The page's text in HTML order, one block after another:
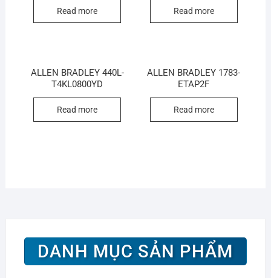
Read more Read more
ALLEN BRADLEY 440L-
T4KL0800YD
Read more
ALLEN BRADLEY 1783-
ETAP2F
Read more
DANH MỤC SẢN PHẨM